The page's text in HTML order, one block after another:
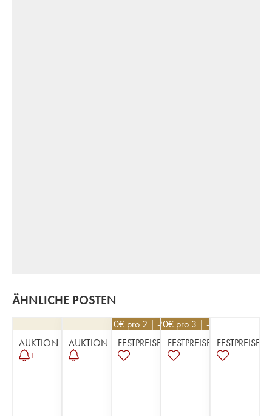
ÄHNLICHE POSTEN
AUKTION
1
AUKTION
68,40€ pro 2 | -10%
FESTPREISE
34,20€ pro 3 | -10%
FESTPREISE
FESTPREISE